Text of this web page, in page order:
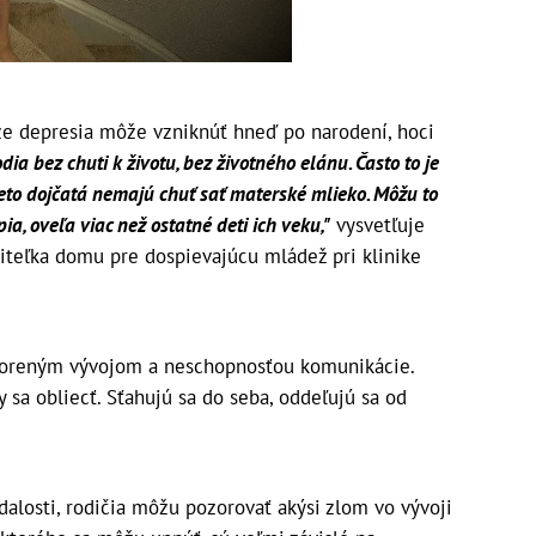
depresia môže vzniknúť hneď po narodení, hoci
bez chuti k životu, bez životného elánu. Často to je
dojčatá nemajú chuť sať materské mlieko. Môžu to
oveľa viac než ostatné deti ich veku," vysvetľuje
domu pre dospievajúcu mládež pri klinike
vývojom a neschopnosťou komunikácie.
obliecť. Sťahujú sa do seba, oddeľujú sa od
rodičia môžu pozorovať akýsi zlom vo vývoji